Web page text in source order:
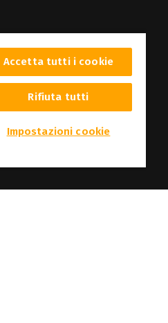
Accetta tutti i cookie
Rifiuta tutti
Impostazioni cookie